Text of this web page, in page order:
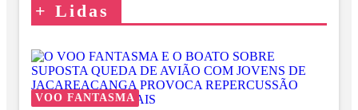
+ Lidas
VOO FANTASMA